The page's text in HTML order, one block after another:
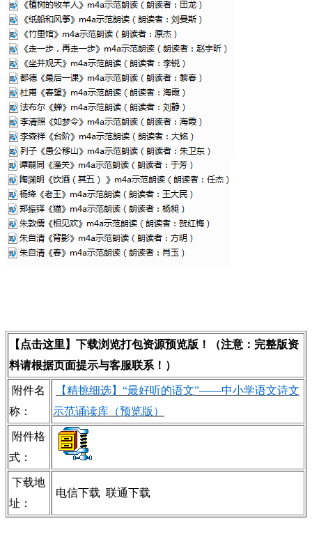
【点击这里】下载浏览打包资源预览版！（注意：完整版资
料请根据页面提示与客服联系！）
附件名
称：
【精挑细选】“最好听的语文”——中小学语文诗文
示范诵读库（预览版）
附件格
式：
下载地
址：
电信下载 联通下载